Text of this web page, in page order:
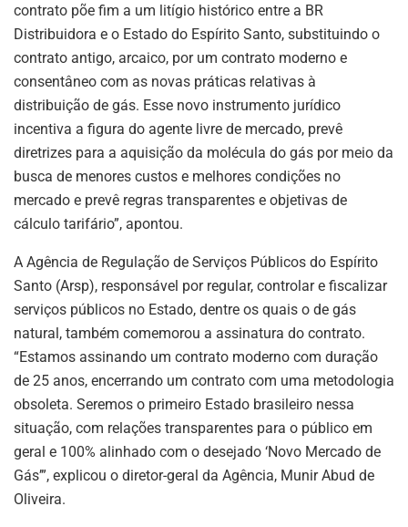
contrato põe fim a um litígio histórico entre a BR
Distribuidora e o Estado do Espírito Santo, substituindo o
contrato antigo, arcaico, por um contrato moderno e
consentâneo com as novas práticas relativas à
distribuição de gás. Esse novo instrumento jurídico
incentiva a figura do agente livre de mercado, prevê
diretrizes para a aquisição da molécula do gás por meio da
busca de menores custos e melhores condições no
mercado e prevê regras transparentes e objetivas de
cálculo tarifário”, apontou.
A Agência de Regulação de Serviços Públicos do Espírito
Santo (Arsp), responsável por regular, controlar e fiscalizar
serviços públicos no Estado, dentre os quais o de gás
natural, também comemorou a assinatura do contrato.
“Estamos assinando um contrato moderno com duração
de 25 anos, encerrando um contrato com uma metodologia
obsoleta. Seremos o primeiro Estado brasileiro nessa
situação, com relações transparentes para o público em
geral e 100% alinhado com o desejado ‘Novo Mercado de
Gás’”, explicou o diretor-geral da Agência, Munir Abud de
Oliveira.